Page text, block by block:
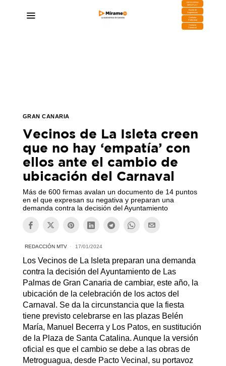
DESCARGA
MIRAPLAY
Buzón de
Sugerencias
Contratar
Publicidad
Contacto
Comercial
GRAN CANARIA
Vecinos de La Isleta creen
que no hay ‘empatía’ con
ellos ante el cambio de
ubicación del Carnaval
Más de 600 firmas avalan un documento de 14 puntos
en el que expresan su negativa y preparan una
demanda contra la decisión del Ayuntamiento
REDACCIÓN MTV 17/01/2024
Los Vecinos de La Isleta preparan una demanda
contra la decisión del Ayuntamiento de Las
Palmas de Gran Canaria de cambiar, este año, la
ubicación de la celebración de los actos del
Carnaval. Se da la circunstancia que la fiesta
tiene previsto celebrarse en las plazas Belén
María, Manuel Becerra y Los Patos, en sustitución
de la Plaza de Santa Catalina. Aunque la versión
oficial es que el cambio se debe a las obras de
Metroguagua, desde Pacto Vecinal, su portavoz